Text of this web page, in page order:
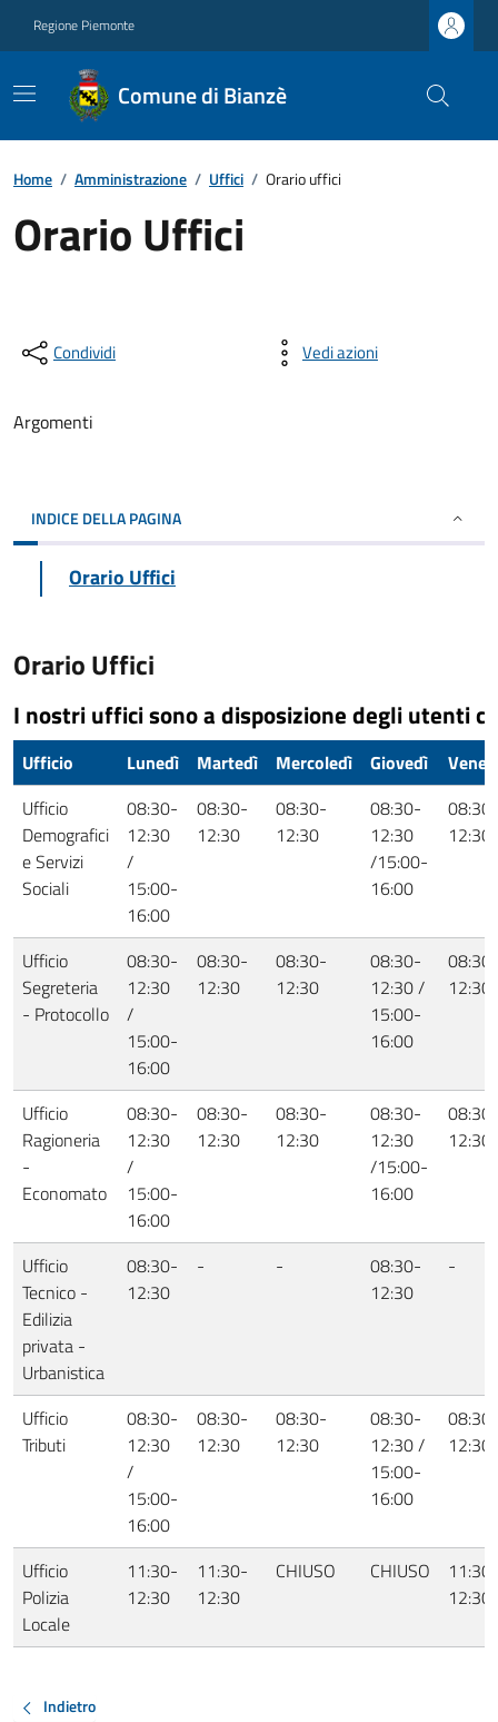
Regione Piemonte
Comune di Bianzè
Home / Amministrazione / Uffici / Orario uffici
Orario Uffici
Condividi Vedi azioni
Argomenti
INDICE DELLA PAGINA
Orario Uffici
Orario Uffici
I nostri uffici sono a disposizione degli utenti
Ufficio Lunedì Martedì Mercoledì Giovedì
Ufficio
Demografici
e Servizi
Sociali
08:30-
12:30
/
15:00-
16:00
08:30-
12:30
08:30-
12:30
08:30-
12:30
/15:00-
16:00
08:30-
12:30
Ufficio
Segreteria
- Protocollo
08:30-
12:30
/
15:00-
16:00
08:30-
12:30
08:30-
12:30
08:30-
12:30 /
15:00-
16:00
08:30-
12:30
Ufficio
Ragioneria
-
Economato
08:30-
12:30
/
15:00-
16:00
08:30-
12:30
08:30-
12:30
08:30-
12:30
/15:00-
16:00
08:30-
12:30
Ufficio
Tecnico -
Edilizia
privata -
Urbanistica
08:30-
12:30
- -
08:30-
12:30
-
Ufficio
Tributi
08:30-
12:30
/
15:00-
16:00
08:30-
12:30
08:30-
12:30
08:30-
12:30 /
15:00-
16:00
08:30-
12:30
Ufficio
Polizia
Locale
11:30-
12:30
11:30-
12:30
CHIUSO CHIUSO
11:30-
12:30
Indietro